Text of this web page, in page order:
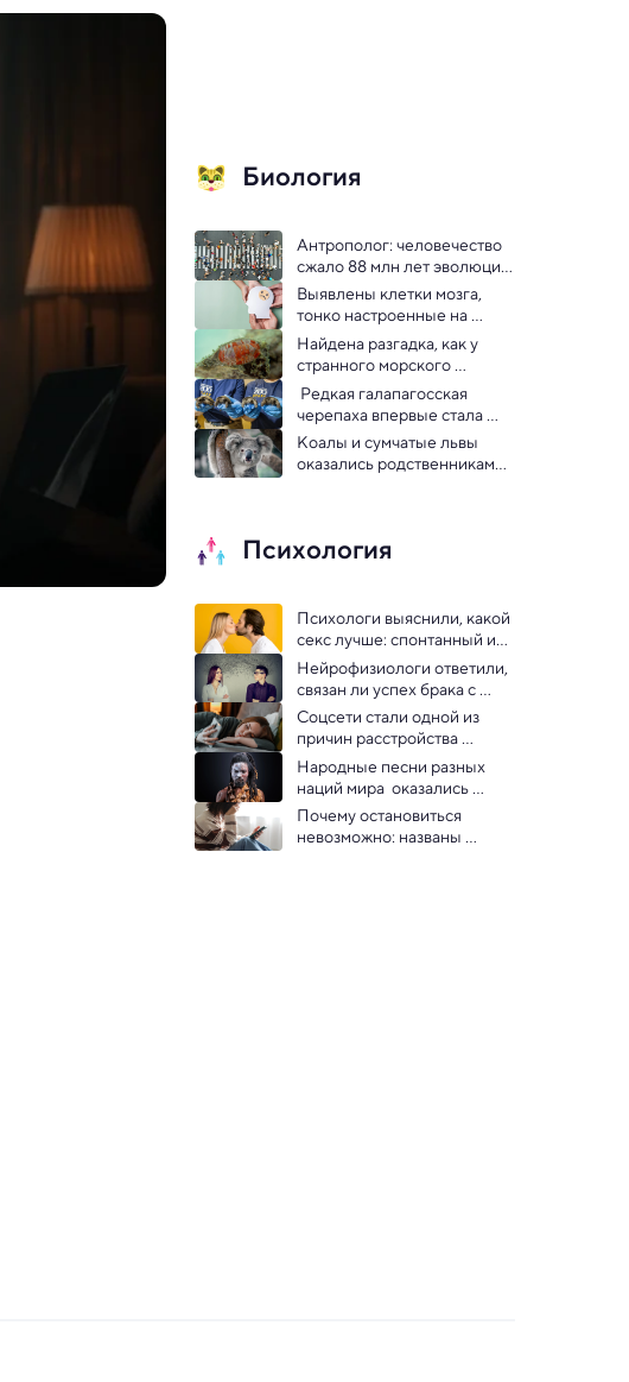
Биология
Антрополог: человечество
сжало 88 млн лет эволюции
до нескольких
Выявлены клетки мозга,
тонко настроенные на
разочарование
Найдена разгадка, как у
странного морского
существа по всей спине
появились глаза
Редкая галапагосская
черепаха впервые стала
мамой почти в 100 лет
Коалы и сумчатые львы
оказались родственниками:
Психология
Психологи выяснили, какой
секс лучше: спонтанный или
запланированный
Нейрофизиологи ответили,
связан ли успех брака с
синхронизацией мозговых
волн пары
Соцсети стали одной из
причин расстройства
пищевого поведения у
молодых людей
Народные песни разных
наций мира  оказались
похожи между собой
Почему остановиться
невозможно: названы